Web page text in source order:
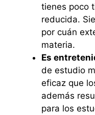
tienes poco
reducida.
por cuán
materia.
Es
de estudio
eficaz que
además
para los